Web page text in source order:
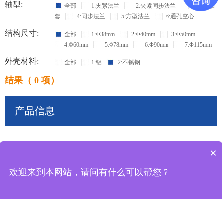
轴型: 全部 1:夹紧法兰 2:夹紧同步法兰
3:盲孔轴
套
4:同步法兰 5:方型法兰 6:通孔空心
结构尺寸: 全部 1:Φ38mm 2:Φ40mm
3:Φ50mm
4:Φ60mm
5:Φ78mm 6:Φ90mm 7:Φ115mm
外壳材料: 全部 1:铝 2:不锈钢
结果（ 0 项）
产品信息
×
欢迎来到本网站，请问有什么可以帮您？